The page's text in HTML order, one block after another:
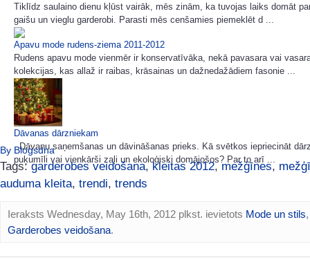
Tiklīdz saulaino dienu kļūst vairāk, mēs zinām, ka tuvojas laiks domāt
gaišu un vieglu garderobi. Parasti mēs cenšamies piemeklēt d ...
Apavu mode rudens-ziema 2011-2012
Rudens apavu mode vienmēr ir konservatīvāka, nekā pavasara vai
kolekcijas, kas allaž ir raibas, krāsainas un dažnedažādiem fasonie ...
Dāvanas dārzniekam
Dāvanu saņemšanas un dāvināšanas prieks. Kā svētkos iepriecināt
puķumīli vai vienkārši zaļi un ekoloģiski domājošos? Par to arī ...
By Blogsdna
Tags:garderobes veidošana,kleitas 2012,mežģīnes,
auduma kleita, trendi, trends
Ieraksts Wednesday, May 16th, 2012 plkst. ievietots Mode un stils,
Garderobes veidošana.